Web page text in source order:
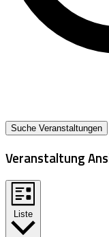
Suche Veranstaltungen
Veranstaltung
Liste